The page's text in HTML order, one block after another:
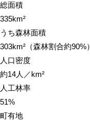
総面積
335km²
うち森林面積
303km²（森林割合約90%）
人口密度
約14人／km²
人工林率
51%
町有地